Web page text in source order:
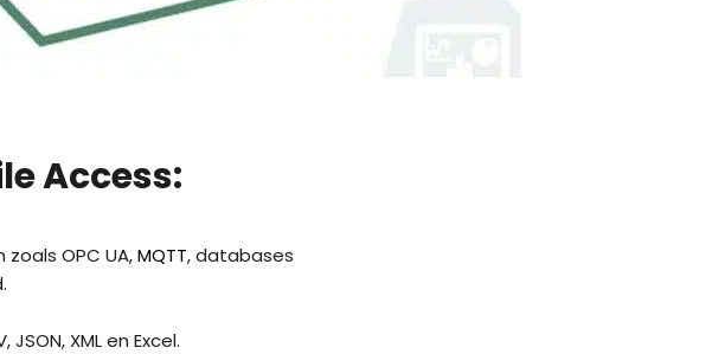
Access:
OPC UA,MQTT, databases
XML en Excel.